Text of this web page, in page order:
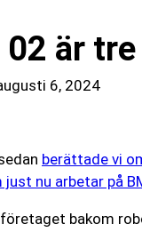
02 är
6, 2024
berättade vi
just nu arbetar på
företaget bakom